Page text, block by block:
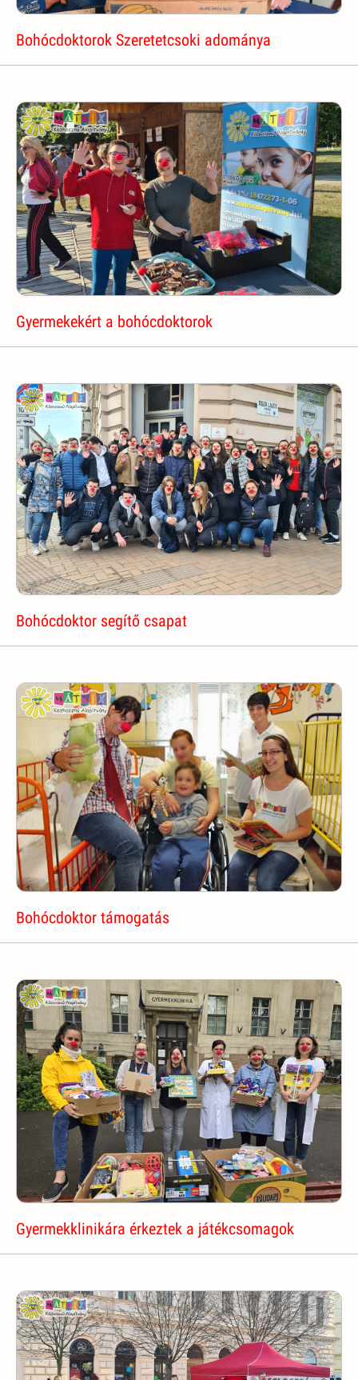
Bohócdoktorok Szeretetcsoki adománya
Gyermekekért a bohócdoktorok
Bohócdoktor segítő csapat
Bohócdoktor támogatás
Gyermekklinikára érkeztek a játékcsomagok